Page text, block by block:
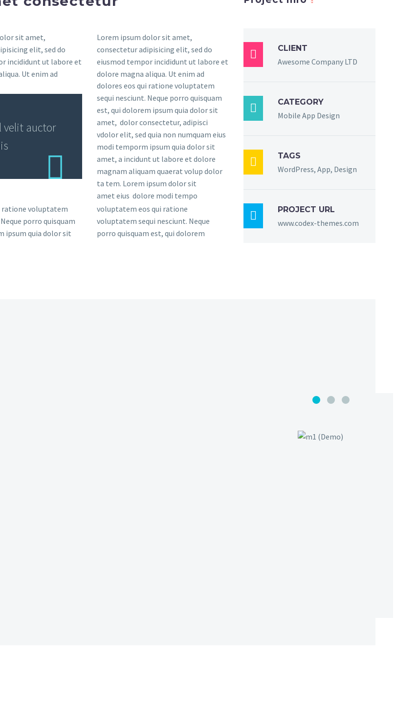
sit amet,
elit, sed do
incididunt ut labore et
Ut enim ad
Lorem ipsum dolor sit amet,
consectetur adipisicing elit, sed do
eiusmod tempor incididunt ut labore et
dolore magna aliqua. Ut enim ad
velit auctor
dolores eos qui ratione voluptatem
sequi nesciunt. Neque porro quisquam
est, qui dolorem ipsum quia dolor sit
amet, dolor consectetur, adipisci
vdolor elit, sed quia non numquam eius
modi temporm ipsum quia dolor sit
amet, a incidunt ut labore et dolore
magnam aliquam quaerat volup dolor
ta tem. Lorem ipsum dolor sit
amet eius dolore modi tempo
ratione voluptatem
porro quisquam
ipsum quia dolor sit
voluptatem eos qui ratione
voluptatem sequi nesciunt. Neque
porro quisquam est, qui dolorem
 CLIENT
Awesome Company LTD
 CATEGORY
Mobile App Design
 TAGS
WordPress, App, Design
 PROJECT URL
www.codex-themes.com